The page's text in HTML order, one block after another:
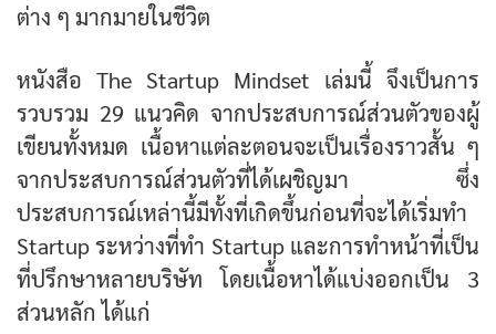
ต่าง ๆ มากมายในชีวิต
หนังสือ The Startup Mindset เล่มนี้ จึงเป็นการ
รวบรวม 29 แนวคิด จากประสบการณ์ส่วนตัวของผู้
เขียนทั้งหมด เนื้อหาแต่ละตอนจะเป็นเรื่องราวสั้น ๆ
จากประสบการณ์ส่วนตัวที่ได้เผชิญมา ซึ่ง
ประสบการณ์เหล่านี้มีทั้งที่เกิดขึ้นก่อนที่จะได้เริ่มทำ
Startup ระหว่างที่ทำ Startup และการทำหน้าที่เป็น
ที่ปรึกษาหลายบริษัท โดยเนื้อหาได้แบ่งออกเป็น 3
ส่วนหลัก ได้แก่